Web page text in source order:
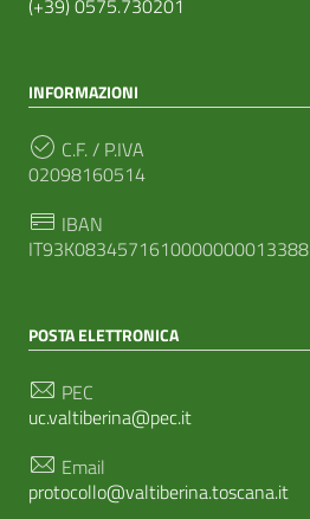
(+39) 0575.730201
INFORMAZIONI
C.F. / P.IVA
02098160514
IBAN
IT93K0834571610000000013388
POSTA ELETTRONICA
PEC
uc.valtiberina@pec.it
Email
protocollo@valtiberina.toscana.it